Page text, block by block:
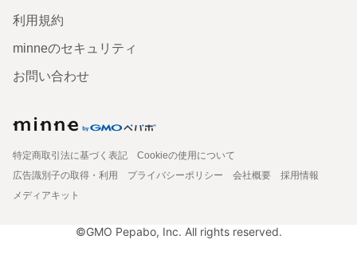
利用規約
minneのセキュリティ
お問い合わせ
特定商取引法に基づく表記
Cookieの使用について
広告識別子の取得・利用
プライバシーポリシー 会社概要
採用情報
メディアキット
©GMO Pepabo, Inc. All rights reserved.